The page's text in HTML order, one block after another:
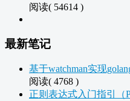
阅读( 54614 )
最新笔记
基于watchman实现
阅读( 4768 )
正则表达式入门指引（